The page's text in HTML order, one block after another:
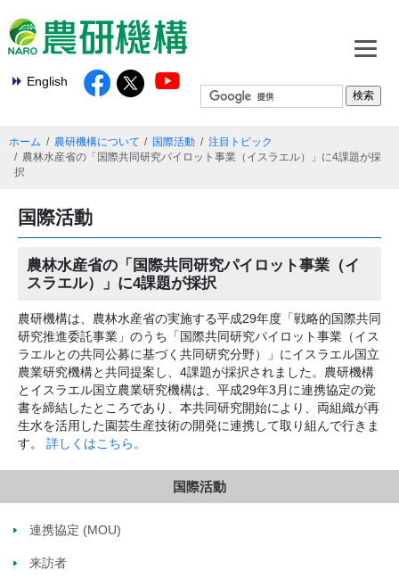
English
ホーム 農研機構について 国際活動
注目トピック
農林水産省の「国際共同研究パイロット事業（イスラエル）」に4課題が採
択
国際活動
農林水産省の「国際共同研究パイロット事業（イ
スラエル）」に4課題が採択
農研機構は、農林水産省の実施する平成29年度「戦略的国際共同
研究推進委託事業」のうち「国際共同研究パイロット事業（イス
ラエルとの共同公募に基づく共同研究分野）」にイスラエル国立
農業研究機構と共同提案し、4課題が採択されました。農研機構
とイスラエル国立農業研究機構は、平成29年3月に連携協定の覚
書を締結したところであり、本共同研究開始により、両組織が再
生水を活用した園芸生産技術の開発に連携して取り組んで行きま
す。 詳しくはこちら。
国際活動
連携協定 (MOU)
来訪者